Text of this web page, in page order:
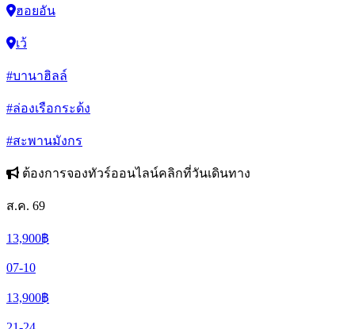
ฮอยอัน
เว้
#บานาฮิลล์
#ล่องเรือกระด้ง
#สะพานมังกร
ต้องการจองทัวร์ออนไลน์คลิกที่วันเดินทาง
ส.ค. 69
13,900฿
07-10
13,900฿